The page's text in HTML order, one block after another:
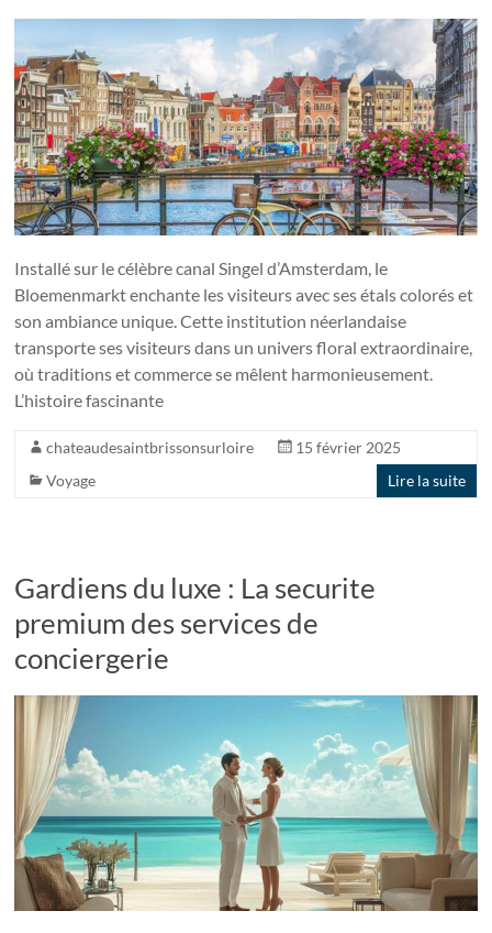
Installé sur le célèbre canal Singel d’Amsterdam, le
Bloemenmarkt enchante les visiteurs avec ses étals colorés et
son ambiance unique. Cette institution néerlandaise
transporte ses visiteurs dans un univers floral extraordinaire,
où traditions et commerce se mêlent harmonieusement.
L’histoire fascinante
chateaudesaintbrissonsurloire
15 février 2025
Voyage
Lire la suite
Gardiens du luxe : La securite
premium des services de
conciergerie